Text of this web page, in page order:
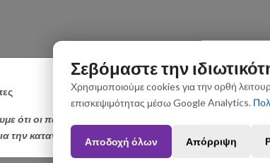
ότι οι παραγγελίες που θα πραγματοποιηθούν από
την κατανόηση.
Σεβόμαστε την
Χρησιμοποιούμε cookies για την ορθή
επισκεψιμότητας μέσω Google Analytics.
Αποδοχή όλων Απόρριψη